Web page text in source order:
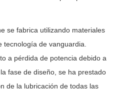
se fabrica utilizando materiales
de vanguardia.
a pérdida de potencia debido a
fase de diseño, se ha prestado
de la lubricación de todas las